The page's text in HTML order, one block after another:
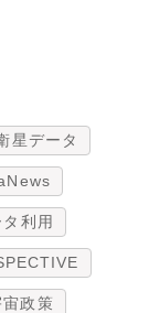
星データ
利用
宙政策